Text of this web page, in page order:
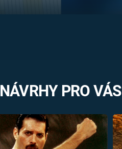
NÁVRHY PRO VÁS